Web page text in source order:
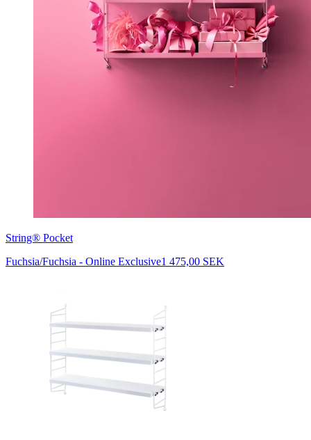
String® Pocket
Fuchsia/Fuchsia - Online Exclusive1 475,00 SEK